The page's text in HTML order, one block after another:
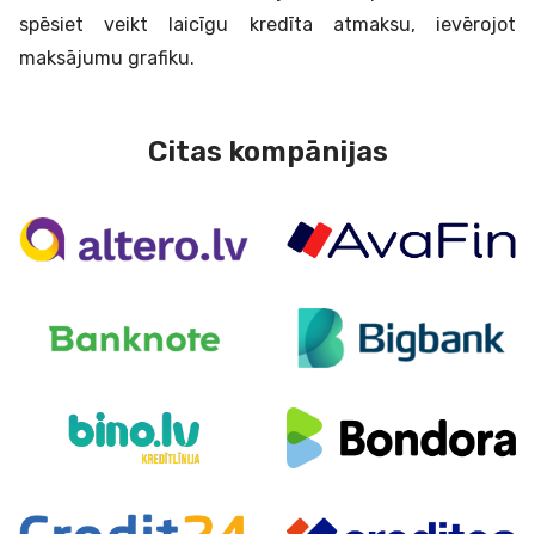
spēsiet veikt laicīgu kredīta atmaksu, ievērojot
maksājumu grafiku.
Citas kompānijas